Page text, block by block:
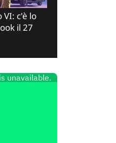
VI: c'è lo
il 27